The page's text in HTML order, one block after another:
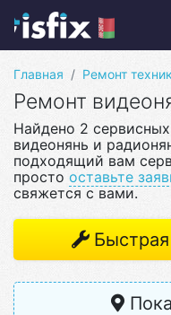
Главная Ремонт
Ремонт
Найдено 2
видеонянь и
подходящий вам
просто оставьте
свяжется с вами.